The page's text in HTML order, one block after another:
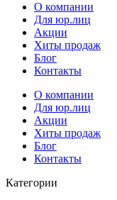
О компании
Для юр.лиц
Акции
Хиты продаж
Блог
Контакты
О компании
Для юр.лиц
Акции
Хиты продаж
Блог
Контакты
Категории